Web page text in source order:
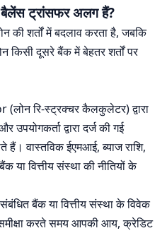
बैलेंस ट्रांसफर अलग हैं?
की शर्तों में बदलाव करता है, जबकि
दूसरे बैंक में बेहतर शर्तों पर
रि-स्ट्रक्चर कैलकुलेटर) द्वारा
उपयोगकर्ता द्वारा दर्ज की गई
हैं। वास्तविक ईएमआई, ब्याज राशि,
या वित्तीय संस्था की नीतियों के
बैंक या वित्तीय संस्था के विवेक
करते समय आपकी आय, क्रेडिट